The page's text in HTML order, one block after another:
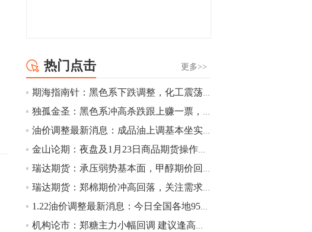
幅扩大至4.4%。
10:43
【行情】芝加哥11月大豆期货跌0.4%，12
月玉米期货跌1%。
10:43
【行情】油脂油料期货表现抢眼，豆二期
2.5%，棕榈油涨近2%，菜粕涨1.54%。
10:17
更多>>
热门点击
期海指南针：黑色系下跌调整，化工震荡分化，多头套单注意控制风险
独孤金圣：黑色系冲高杀跌跟上赚一票，化工也回落要的起
油价调整最新消息：成品油上调基本坐实？28日国内油价继续“涨”？
金山论期：夜盘及1月23日商品期货操作策略
瑞达期货：承压弱势基本面，甲醇期价回落
瑞达期货：郑棉期价冲高回落，关注需求变化
1.22油价调整最新消息：今日全国各地95号汽油价格查询一览
机构论市：郑糖主力小幅回调 建议逢高减多